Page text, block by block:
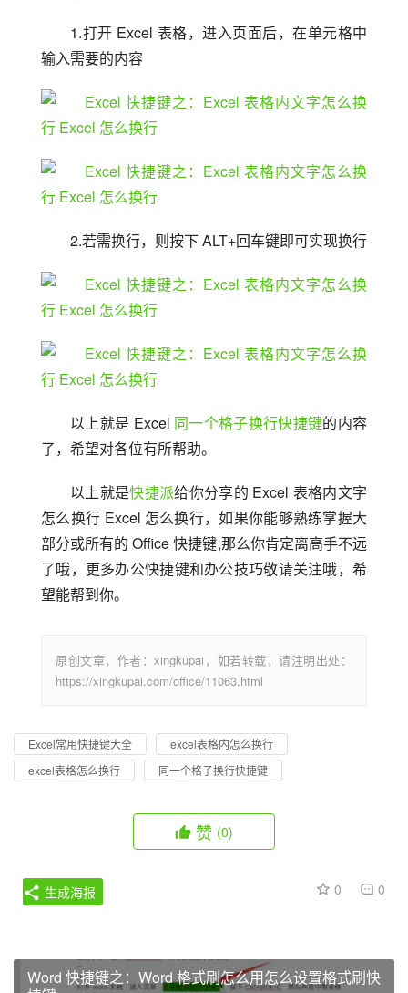
1.打开 Excel 表格，进入页面后，在单元格中
输入需要的内容
2.若需换行，则按下 ALT+回车键即可实现换行
以上就是 Excel 同一个格子换行快捷键的内容
了，希望对各位有所帮助。
以上就是快捷派给你分享的 Excel 表格内文字
怎么换行 Excel 怎么换行，如果你能够熟练掌握大
部分或所有的 Office 快捷键,那么你肯定离高手不远
了哦，更多办公快捷键和办公技巧敬请关注哦，希
望能帮到你。
原创文章，作者：xingkupai，如若转载，请注明出处：
https://xingkupai.com/office/11063.html
Excel常用快捷键大全
excel表格内怎么换行
excel表格怎么换行
同一个格子换行快捷键
赞 (0)
0 0
生成海报
Word 快捷键之：Word 格式刷怎么用怎么设置格式刷快